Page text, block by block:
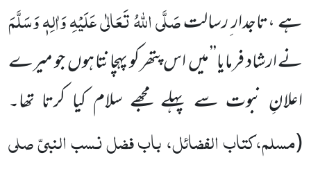
ہے ،تاجدار ِرسالتصَلَّی اللّٰہُ تَعَالٰی عَلَیْہِ وَاٰلِہٖ وَسَلَّمَ
نے ارشادفرمایا’’ میںاس پتھر کو پہچانتا ہوںجو میرے
اعلانِ نبوت سے پہلے مجھے سلام کیا کرتا تھا۔
(مسلم،کتاب الفضائل، باب فضل نسب النبیّصلی